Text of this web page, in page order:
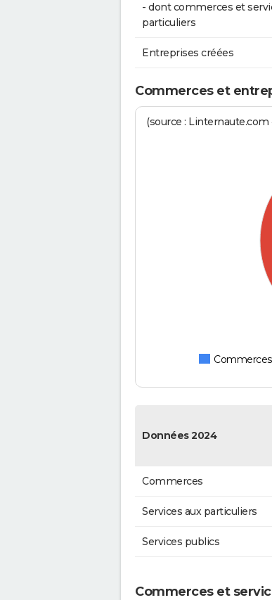
- dont commerces et
particuliers
Entreprises créées
Commerces et
(source : Linternaute.com
Commerces
Données 2024
Commerces
Services aux particuliers
Services publics
Commerces et